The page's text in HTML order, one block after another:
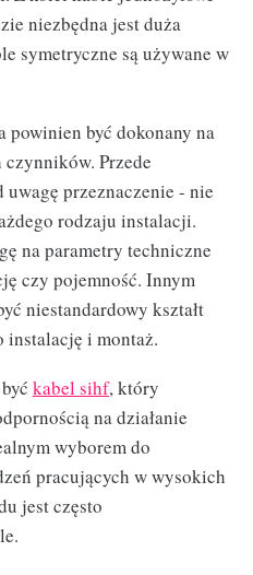
niezbędna jest duża
symetryczne są używane w
być dokonany na
Przede
przeznaczenie - nie
rodzaju instalacji.
na parametry techniczne
czy pojemność. Innym
niestandardowy kształt
instalację i montaż.
kabel sihf, który
na działanie
wyborem do
pracujących w wysokich
jest często